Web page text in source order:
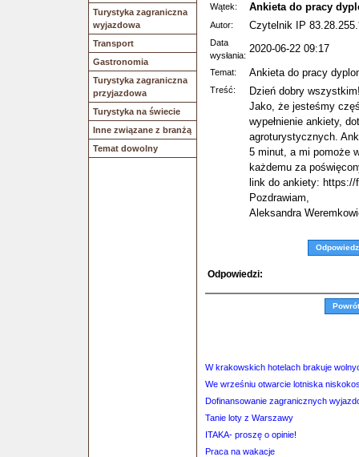
Turystyka zagraniczna
wyjazdowa
Transport
Gastronomia
Turystyka zagraniczna
przyjazdowa
Turystyka na świecie
Inne związane z branżą
Temat dowolny
Wątek: Ankieta do pracy
Autor: Czytelnik IP
Data
wysłania:
2020-06-22 09:17
Temat: Ankieta do pracy
Treść:
Dzień dobry
Jako, że jesteśmy
wypełnienie ankiety,
agroturystycznych.
5 minut, a mi pomoże
każdemu za
link do ankiety:
Pozdrawiam,
Aleksandra
Odpowiedz
Odpowiedzi:
W krakowskich hotelach brakuje
We wrześniu otwarcie lotniska
Dofinansowanie zagranicznych
Tanie loty z Warszawy
ITAKA- proszę o opinie!
Praca na wakacje